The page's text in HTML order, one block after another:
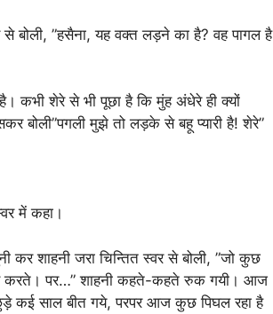
बोली, ”हसैना, यह वक्त लड़ने का है? वह पागल है
कभी शेरे से भी पूछा है कि मुंह अंधेरे ही क्यों
बोली”पगली मुझे तो लड़के से बहू प्यारी है! शेरे”
में कहा।
शाहनी जरा चिन्तित स्वर से बोली, ”जो कुछ
करते। पर…” शाहनी कहते-कहते रुक गयी। आज
कई साल बीत गये, परपर आज कुछ पिघल रहा है